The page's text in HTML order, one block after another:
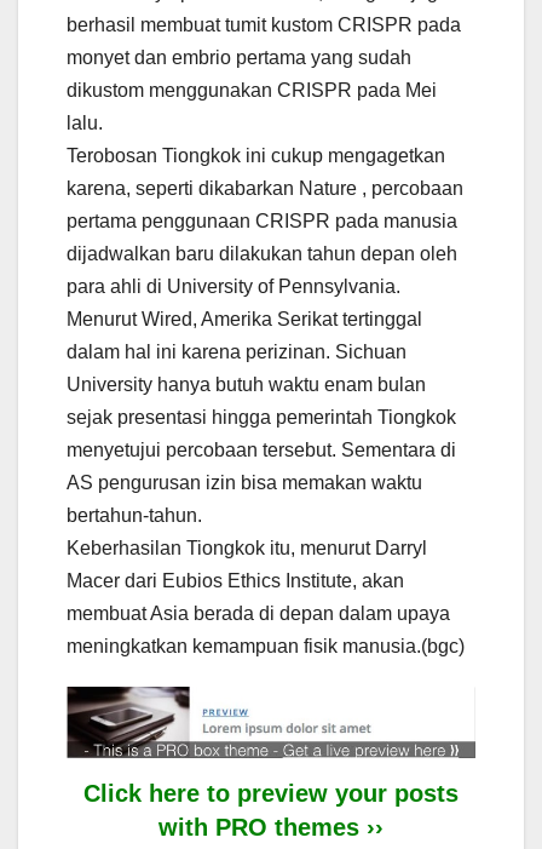
berhasil membuat tumit kustom CRISPR pada
monyet dan embrio pertama yang sudah
dikustom menggunakan CRISPR pada Mei
lalu.
Terobosan Tiongkok ini cukup mengagetkan
karena, seperti dikabarkan Nature , percobaan
pertama penggunaan CRISPR pada manusia
dijadwalkan baru dilakukan tahun depan oleh
para ahli di University of Pennsylvania.
Menurut Wired, Amerika Serikat tertinggal
dalam hal ini karena perizinan. Sichuan
University hanya butuh waktu enam bulan
sejak presentasi hingga pemerintah Tiongkok
menyetujui percobaan tersebut. Sementara di
AS pengurusan izin bisa memakan waktu
bertahun-tahun.
Keberhasilan Tiongkok itu, menurut Darryl
Macer dari Eubios Ethics Institute, akan
membuat Asia berada di depan dalam upaya
meningkatkan kemampuan fisik manusia.(bgc)
Click here to preview your posts
with PRO themes ››